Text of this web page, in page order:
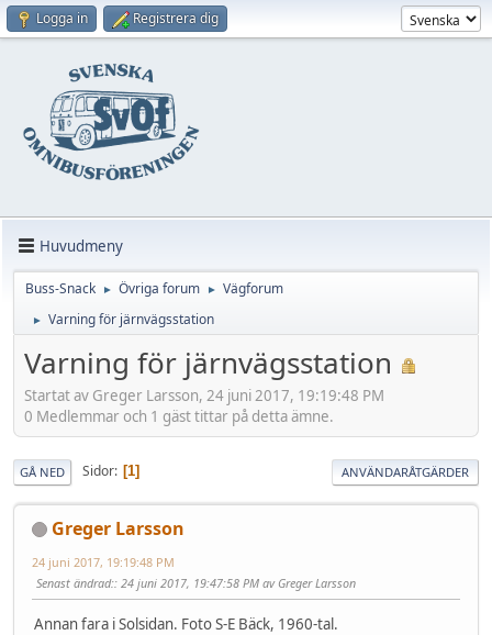
Logga in Registrera dig
Huvudmeny
Buss-Snack ► Övriga forum ► Vägforum
► Varning för järnvägsstation
Varning för järnvägsstation
Startat av Greger Larsson, 24 juni 2017, 19:19:48 PM
0 Medlemmar och 1 gäst tittar på detta ämne.
GÅ NED Sidor 1 ANVÄNDARÅTGÄRDER
Greger Larsson
24 juni 2017, 19:19:48 PM
Senast ändrad:: 24 juni 2017, 19:47:58 PM av Greger Larsson
Annan fara i Solsidan. Foto S-E Bäck, 1960-tal.